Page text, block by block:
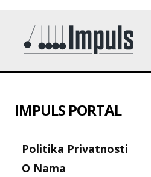
IMPULS PORTAL
Politika Privatnosti
O Nama